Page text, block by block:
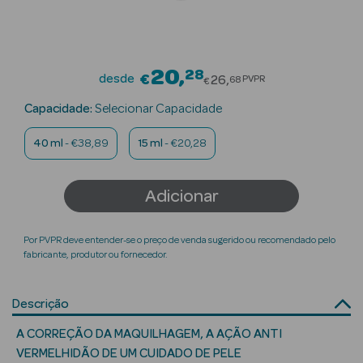
Beauty Season
Maquilhagem
Beauty Season
Maquilhagem
Beauty Season
Nutricosmética
Perfumes
Beauty Season
desde €20 28Price reduced
€26 68 PVPR
Capacidade: Selecionar Capacidade
40 ml - €38,89 15 ml - €20,28
Adicionar
Por PVPR deve entender-se o preço de venda sugerido ou recomendado pelo
fabricante, produtor ou fornecedor.
Descrição
A CORREÇÃO DA MAQUILHAGEM, A AÇÃO ANTI
VERMELHIDÃO DE UM CUIDADO DE PELE